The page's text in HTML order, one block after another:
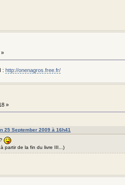
»
: http://onenagros.free.fr/
»
25 September 2009 à 16h41
partir de la fin du livre III...)